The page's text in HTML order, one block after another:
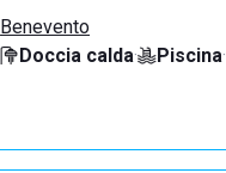
Benevento
Doccia calda· Piscina·